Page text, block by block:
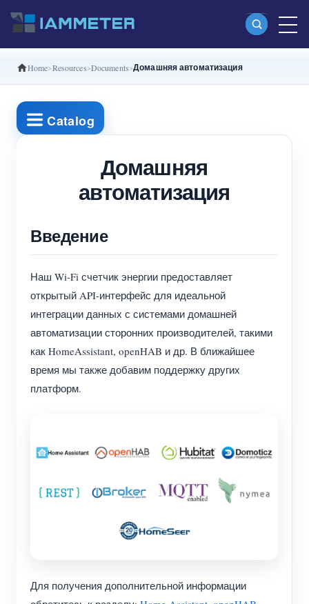
Продукты
Однофазный Wi-Fi-счетчик энергии
(WEM3080)
Трехфазный Wi-Fi-счетчик энергии
Трехфазный Wi-Fi-счетчик энергии
(WEM3050T)
WiFi-контроллер мощности
IAMMETER Cloud Pro
Сервис самостоятельного размещения
Симулятор IAMMETER
Система прогнозирования и моделирования
Монитор энергии солнечной PV-системы
Магазин
Home Resources Documents Домашняя автоматизация
Catalog
Домашняя
автоматизация
Введение
Наш Wi-Fi счетчик энергии предоставляет
открытый API-интерфейс для идеальной
интеграции данных с системами домашней
автоматизации сторонних производителей, такими
как HomeAssistant, openHAB и др. В ближайшее
время мы также добавим поддержку других
платформ.
Для получения дополнительной информации